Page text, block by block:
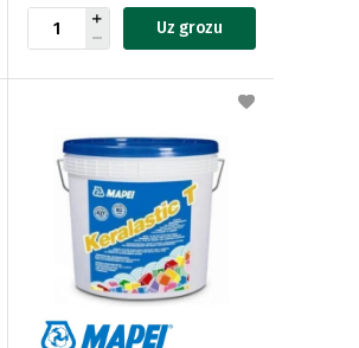
Uz grozu